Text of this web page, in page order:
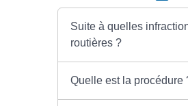
Suite à quelles
routières ?
Quelle est la procédure